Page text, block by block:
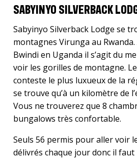
SABYINYO SILVERBACK
Sabyinyo Silverback Lodge se
montagnes Virunga au
Bwindi en Uganda il s’agit du
voir les gorilles de montagne.
conteste le plus luxueux de la
se trouve qu’à un kilomètre de
Vous ne trouverez que 8
bungalows très confortable.
Seuls 56 permis pour aller voir
délivrés chaque jour donc il